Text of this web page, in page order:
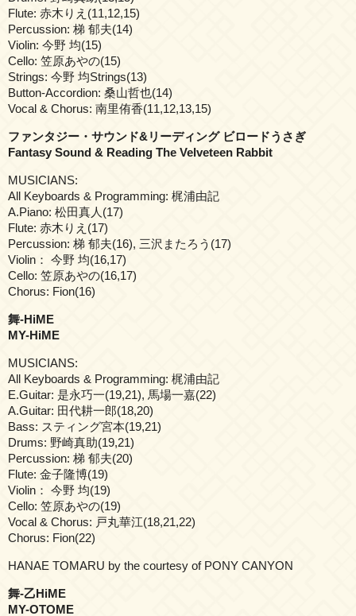
Flute: 赤木りえ(11,12,15)
Percussion: 梯 郁夫(14)
Violin: 今野 均(15)
Cello: 笠原あやの(15)
Strings: 今野 均Strings(13)
Button-Accordion: 桑山哲也(14)
Vocal & Chorus: 南里侑香(11,12,13,15)
ファンタジー・サウンド&リーディング ビロードうさぎ
Fantasy Sound & Reading The Velveteen Rabbit
MUSICIANS:
All Keyboards & Programming: 梶浦由記
A.Piano: 松田真人(17)
Flute: 赤木りえ(17)
Percussion: 梯 郁夫(16), 三沢またろう(17)
Violin： 今野 均(16,17)
Cello: 笠原あやの(16,17)
Chorus: Fion(16)
舞-HiME
MY-HiME
MUSICIANS:
All Keyboards & Programming: 梶浦由記
E.Guitar: 是永巧一(19,21), 馬場一嘉(22)
A.Guitar: 田代耕一郎(18,20)
Bass: スティング宮本(19,21)
Drums: 野崎真助(19,21)
Percussion: 梯 郁夫(20)
Flute: 金子隆博(19)
Violin： 今野 均(19)
Cello: 笠原あやの(19)
Vocal & Chorus: 戸丸華江(18,21,22)
Chorus: Fion(22)
HANAE TOMARU by the courtesy of PONY CANYON
舞-乙HiME
MY-OTOME